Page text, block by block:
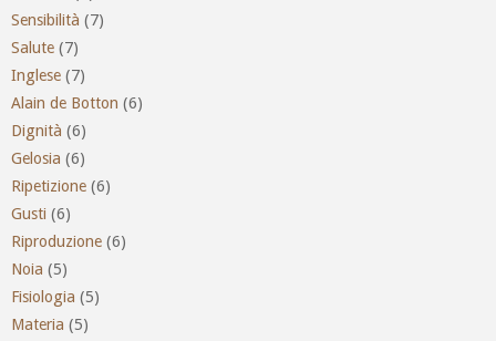
Sensibilità (7)
Salute (7)
Inglese (7)
Alain de Botton (6)
Dignità (6)
Gelosia (6)
Ripetizione (6)
Gusti (6)
Riproduzione (6)
Noia (5)
Fisiologia (5)
Materia (5)